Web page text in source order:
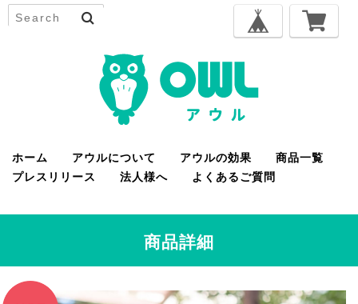
ホーム アウルについて アウルの効果
商品一覧
プレスリリース
法人様へ よくあるご質問
商品詳細